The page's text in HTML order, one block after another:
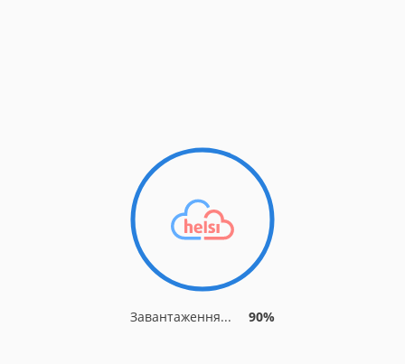
Завантаження... 90%